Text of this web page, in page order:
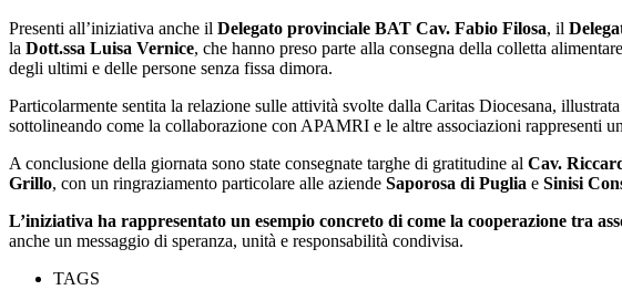
Presenti all’iniziativa anche il Delegato provinciale BAT Cav. Fabio Filosa, il
la Dott.ssa Luisa Vernice, che hanno preso parte alla consegna della colletta
degli ultimi e delle persone senza fissa dimora.
Particolarmente sentita la relazione sulle attività svolte dalla Caritas Diocesana,
sottolineando come la collaborazione con APAMRI e le altre associazioni rappresenti
A conclusione della giornata sono state consegnate targhe di gratitudine al Cav.
Grillo, con un ringraziamento particolare alle aziende Saporosa di Puglia e Sinisi
L’iniziativa ha rappresentato un esempio concreto di come la cooperazione tra
anche un messaggio di speranza, unità e responsabilità condivisa.
TAGS